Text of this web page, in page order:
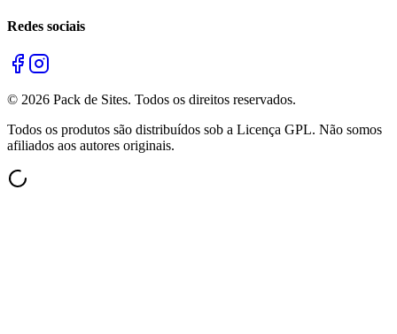
Redes sociais
© 2026 Pack de Sites. Todos os direitos reservados.
Todos os produtos são distribuídos sob a Licença GPL. Não somos
afiliados aos autores originais.